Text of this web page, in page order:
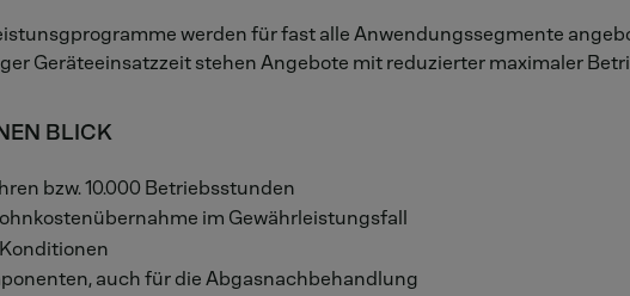
werden für fast alle Anwendungssegmente
Geräteeinsatzzeit stehen Angebote mit reduzierter maximaler
BLICK
bzw. 10.000 Betriebsstunden
im Gewährleistungsfall
auch für die Abgasnachbehandlung